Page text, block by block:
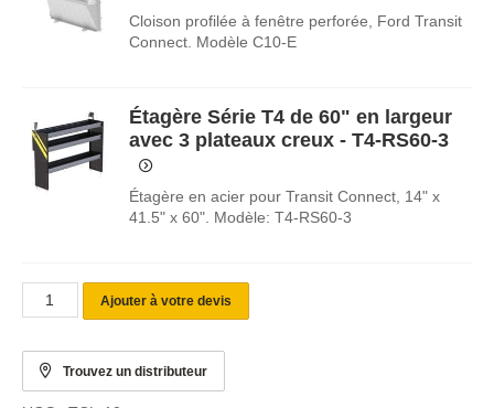
Cloison profilée à fenêtre perforée, Ford Transit
Connect. Modèle C10-E
Étagère Série T4 de 60" en largeur
avec 3 plateaux creux - T4-RS60-3
Étagère en acier pour Transit Connect, 14" x
41.5" x 60". Modèle: T4-RS60-3
Ajouter à votre devis
Trouvez un distributeur